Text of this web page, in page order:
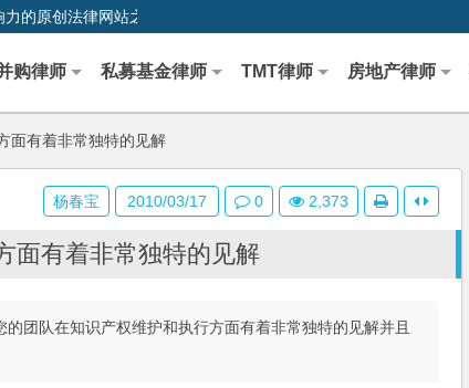
的原创法律网站之一
购律师 私募基金律师 TMT律师 房地产律师
面有着非常独特的见解
面有着非常独特的见解
团队在知识产权维护和执行方面有着非常独特的见解并且
杨春宝 2010/03/17 0 2,373